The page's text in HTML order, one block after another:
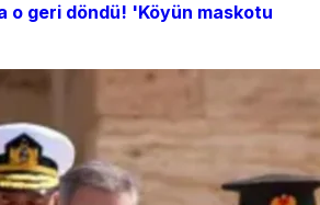
o geri döndü! 'Köyün maskotu